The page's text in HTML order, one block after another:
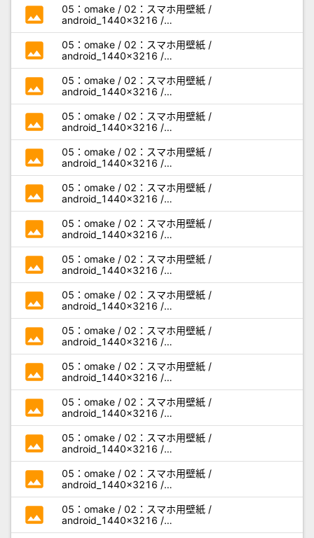
photo
05：omake / 02：スマホ用壁紙 /
android_1440x3216 /
miseaikko3_android_j03.jpg
photo
05：omake / 02：スマホ用壁紙 /
android_1440x3216 /
miseaikko3_android_j04.jpg
photo
05：omake / 02：スマホ用壁紙 /
android_1440x3216 /
miseaikko3_android_j05.jpg
photo
05：omake / 02：スマホ用壁紙 /
android_1440x3216 /
miseaikko3_android_k01.jpg
photo
05：omake / 02：スマホ用壁紙 /
android_1440x3216 /
miseaikko3_android_k02.jpg
photo
05：omake / 02：スマホ用壁紙 /
android_1440x3216 /
miseaikko3_android_k03.jpg
photo
05：omake / 02：スマホ用壁紙 /
android_1440x3216 /
miseaikko3_android_k04.jpg
photo
05：omake / 02：スマホ用壁紙 /
android_1440x3216 /
miseaikko3_android_k05.jpg
photo
05：omake / 02：スマホ用壁紙 /
android_1440x3216 /
miseaikko3_android_l01.jpg
photo
05：omake / 02：スマホ用壁紙 /
android_1440x3216 /
miseaikko3_android_l02.jpg
photo
05：omake / 02：スマホ用壁紙 /
android_1440x3216 /
miseaikko3_android_l03.jpg
photo
05：omake / 02：スマホ用壁紙 /
android_1440x3216 /
miseaikko3_android_l04.jpg
photo
05：omake / 02：スマホ用壁紙 /
android_1440x3216 /
miseaikko3_android_l05.jpg
photo
05：omake / 02：スマホ用壁紙 /
android_1440x3216 /
miseaikko3_android_m01.jpg
photo
05：omake / 02：スマホ用壁紙 /
android_1440x3216 /
miseaikko3_android_m02.jpg